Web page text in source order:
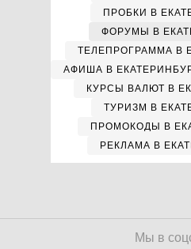
ПРОБКИ В
ФОРУМЫ В
ТЕЛЕПРОГРАММА В
АФИША В
КУРСЫ ВАЛЮТ В
ТУРИЗМ В
ПРОМОКОДЫ В
РЕКЛАМА В
Мы в